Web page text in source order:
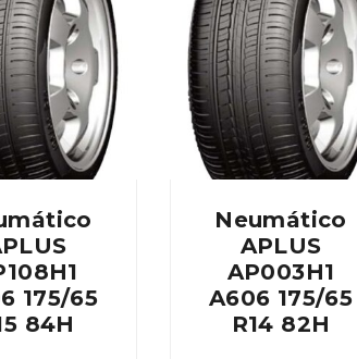
175/65
84H
Neumático
APLUS
AP003H1
A606 175/65
R14 82H